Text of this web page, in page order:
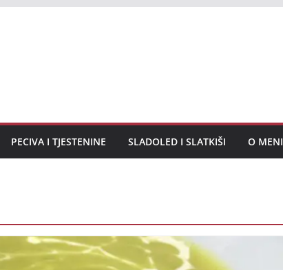
PECIVA I TJESTENINE SLADOLED I SLATKIŠI O MENI